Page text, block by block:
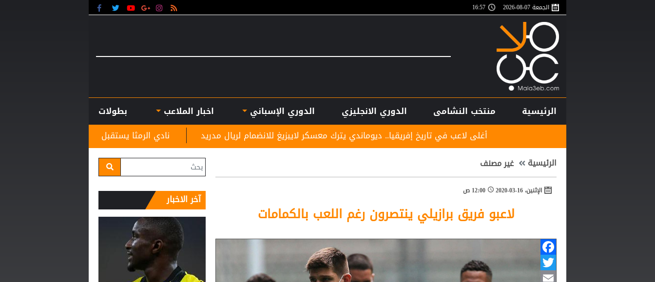
الجمعة 07-08-2026 16:57
الرئيسية منتخب النشامى الدوري الانجليزي الدوري الإسباني اخبار الملاعب
بطولات
نادي الرمثا يستقبل مدربه الجديد غاسانين استعدادًا للموسم
أغلى لاعب في تاريخ إفريقيا.. ديوماندي يترك معسكر لايبزيغ للانضمام لريال مدريد
الرئيسية غير مصنف
الإثنين، 16-03-2020 12:00 ص
لاعبو فريق برازيلي ينتصرون رغم اللعب بالكمامات
Facebook
Twitter
Email
آخر الاخبار